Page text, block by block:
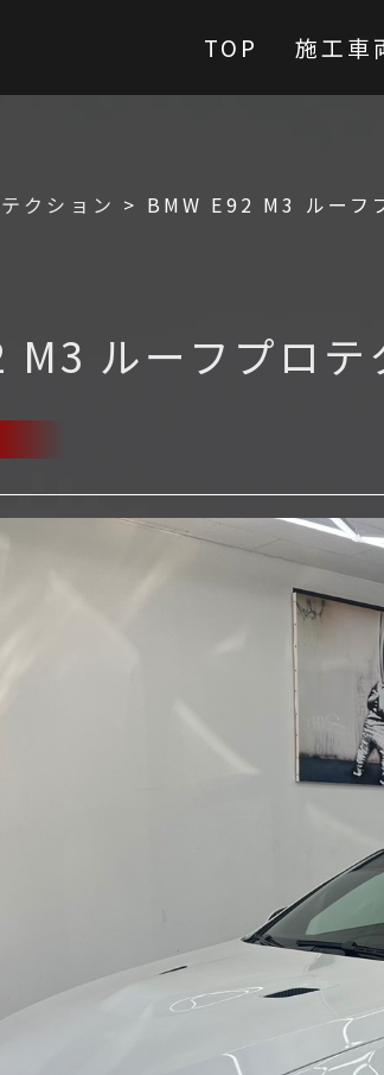
TOP 施工車
クション > BMW E92 M3 ルーフ
M3 ルーフプロテ